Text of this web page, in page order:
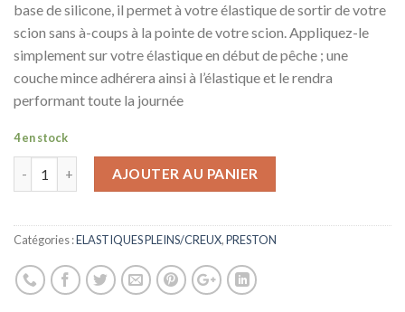
base de silicone, il permet à votre élastique de sortir de votre
scion sans à-coups à la pointe de votre scion. Appliquez-le
simplement sur votre élastique en début de pêche ; une
couche mince adhérera ainsi à l’élastique et le rendra
performant toute la journée
4 en stock
AJOUTER AU PANIER
Catégories :ELASTIQUES PLEINS/CREUX,PRESTON